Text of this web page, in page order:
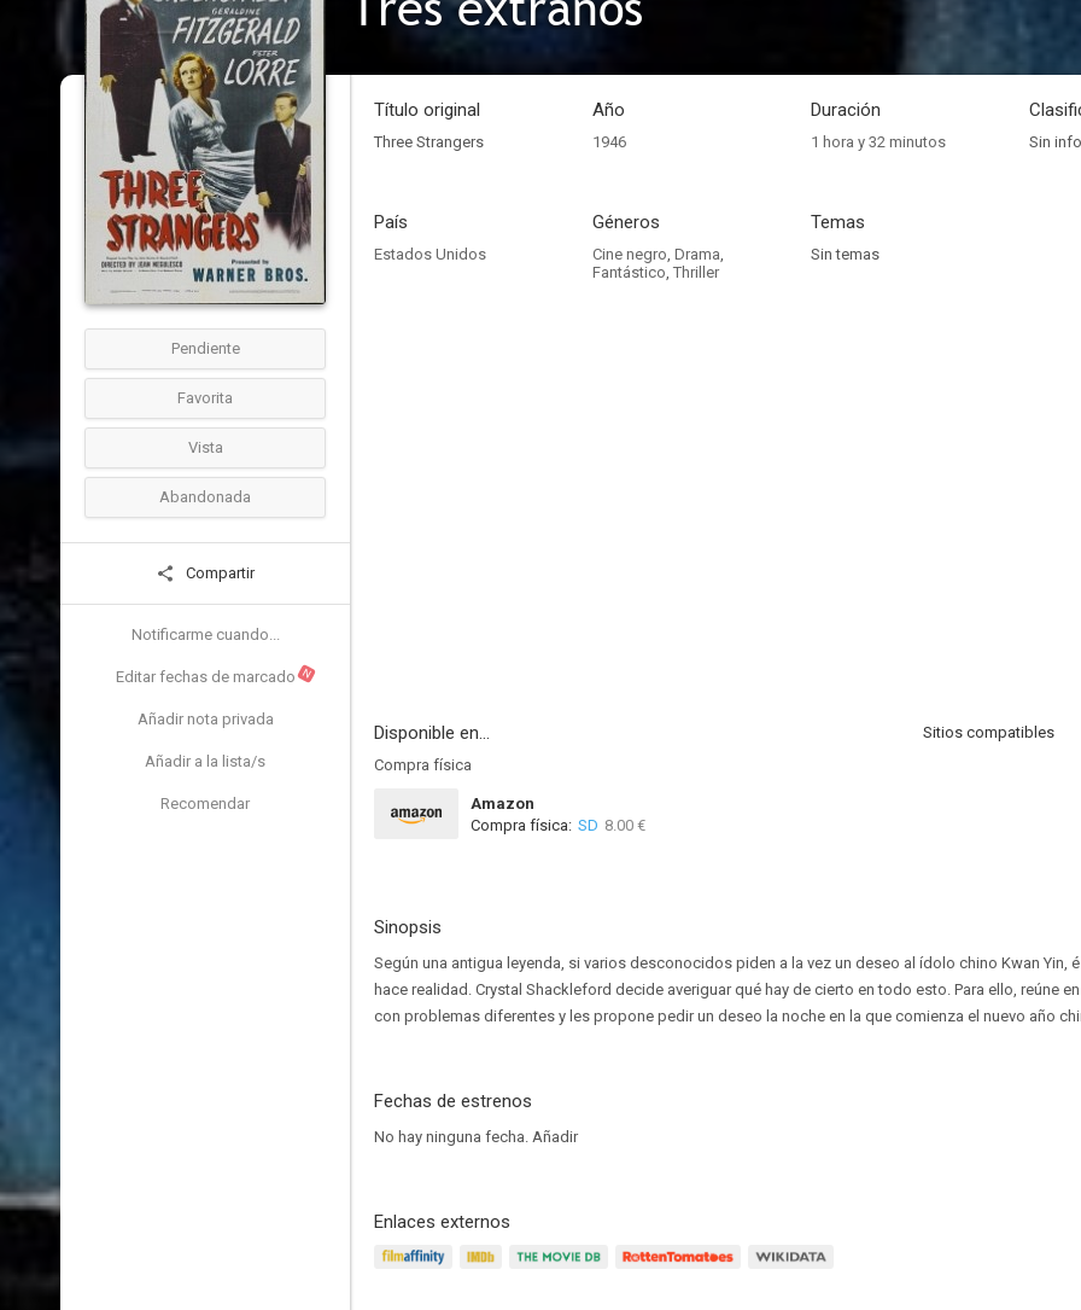
Pendiente
Favorita
Vista
Abandonada
Compartir
Notificarme cuando...
Editar fechas de marcado N
Añadir nota privada
Añadir a la lista/s
Recomendar
Título original
Three Strangers
Año
1946
Duración
1 hora y 32 minutos Sin
País
Estados Unidos
Géneros
Cine negro, Drama,
Fantástico, Thriller
Temas
Sin temas
Disponible en...
Sitios compatibles
Compra física
Amazon
Compra física: SD 8.00 €
Sinopsis
Según una antigua leyenda, si varios desconocidos piden a la vez un deseo al ídolo chino Kwan Yin,
hace realidad. Crystal Shackleford decide averiguar qué hay de cierto en todo esto. Para ello, reúne
con problemas diferentes y les propone pedir un deseo la noche en la que comienza el nuevo año
Fechas de estrenos
No hay ninguna fecha. Añadir
Enlaces externos